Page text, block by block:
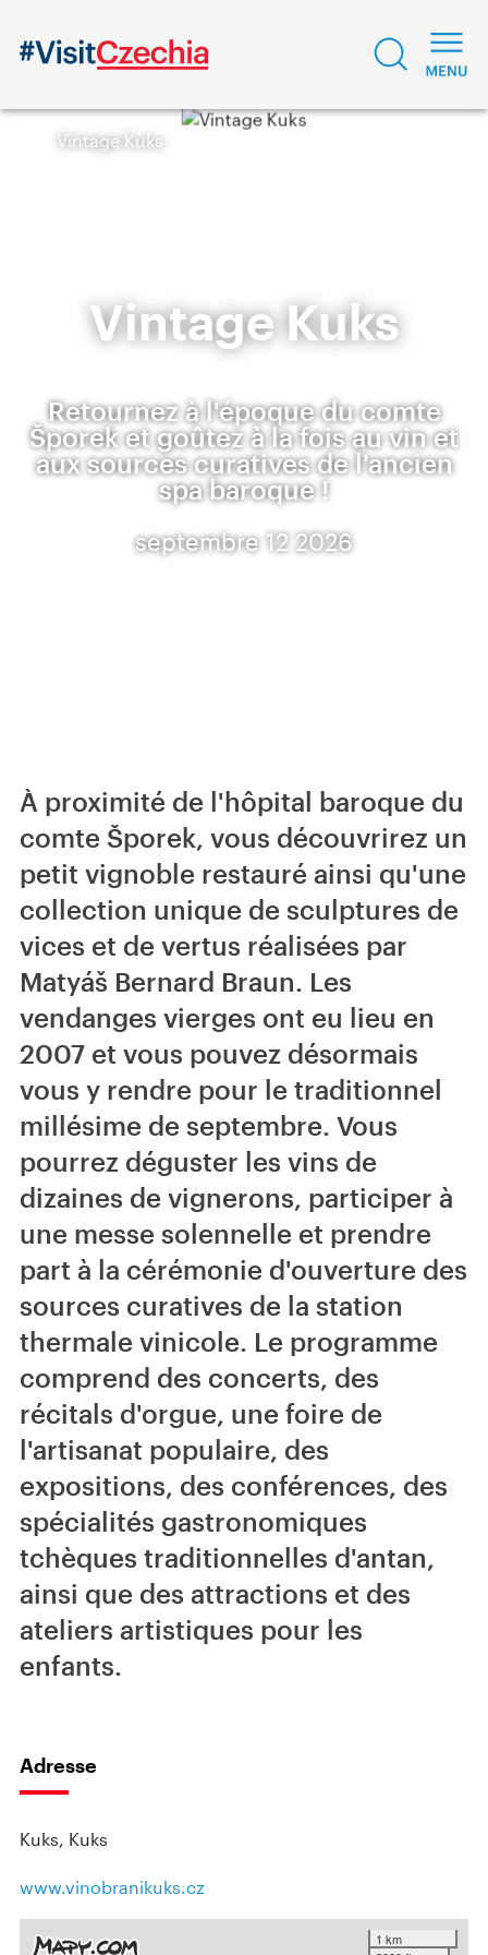
Vintage Kuks
Vintage Kuks
Retournez à l'époque du comte
Šporek et goûtez à la fois au vin et
aux sources curatives de l'ancien
spa baroque !
septembre 12 2026
À proximité de l'hôpital baroque du
comte Šporek, vous découvrirez un
petit vignoble restauré ainsi qu'une
collection unique de sculptures de
vices et de vertus réalisées par
Matyáš Bernard Braun. Les
vendanges vierges ont eu lieu en
2007 et vous pouvez désormais
vous y rendre pour le traditionnel
millésime de septembre. Vous
pourrez déguster les vins de
dizaines de vignerons, participer à
une messe solennelle et prendre
part à la cérémonie d'ouverture des
sources curatives de la station
thermale vinicole. Le programme
comprend des concerts, des
récitals d'orgue, une foire de
l'artisanat populaire, des
expositions, des conférences, des
spécialités gastronomiques
tchèques traditionnelles d'antan,
ainsi que des attractions et des
ateliers artistiques pour les
enfants.
Adresse
Kuks, Kuks
www.vinobranikuks.cz
1 km